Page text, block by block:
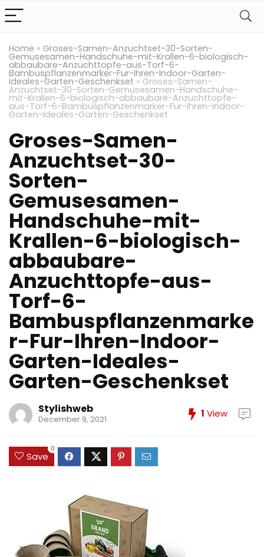
Home » Groses-Samen-Anzuchtset-30-Sorten-
Gemusesamen-Handschuhe-mit-Krallen-6-biologisch-
abbaubare-Anzuchttopfe-aus-Torf-6-
Bambuspflanzenmarker-Fur-Ihren-Indoor-Garten-
Ideales-Garten-Geschenkset » Groses-Samen-
Anzuchtset-30-Sorten-Gemusesamen-Handschuhe-
mit-Krallen-6-biologisch-abbaubare-Anzuchttopfe-
aus-Torf-6-Bambuspflanzenmarker-Fur-Ihren-Indoor-
Garten-Ideales-Garten-Geschenkset
Groses-Samen-
Anzuchtset-30-
Sorten-
Gemusesamen-
Handschuhe-mit-
Krallen-6-biologisch-
abbaubare-
Anzuchttopfe-aus-
Torf-6-
Bambuspflanzenmarke
r-Fur-Ihren-Indoor-
Garten-Ideales-
Garten-Geschenkset
Stylishweb
December 9, 2021 1 View
Save
0